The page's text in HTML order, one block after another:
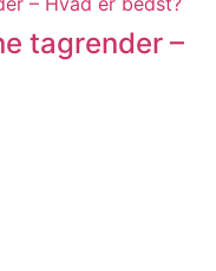
tagrender –